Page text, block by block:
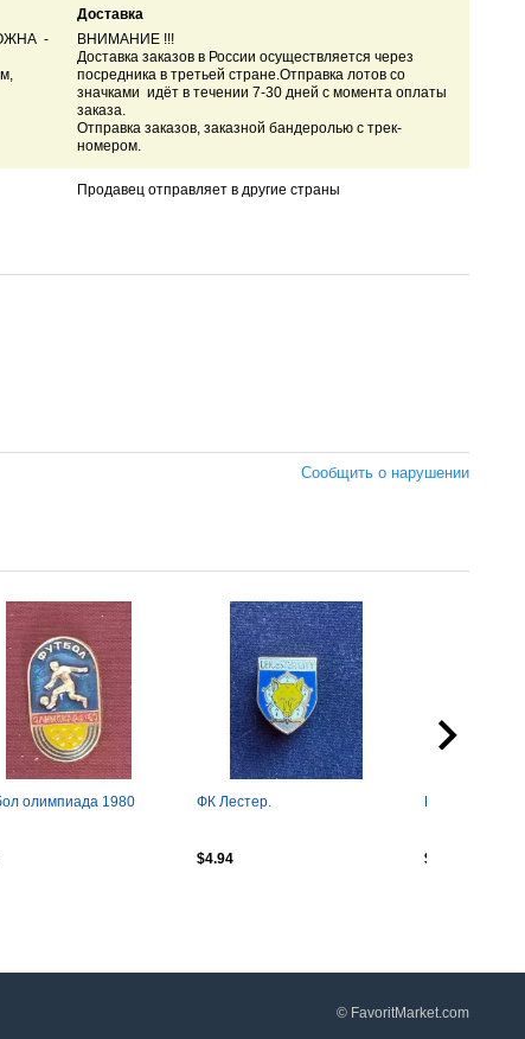
-
Доставка
ВНИМАНИЕ !!!
Доставка заказов в России осуществляется через
посредника в третьей стране.Отправка лотов со
значками идёт в течении 7-30 дней с момента оплаты
заказа.
Отправка заказов, заказной бандеролью с трек-
номером.
Продавец отправляет в другие страны
Сообщить о нарушении
олимпиада 1980 ФК Лестер.
$4.94
Шахтёр.
$5.56
© FavoritMarket.com